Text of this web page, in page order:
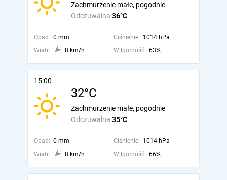
Odczuwalna 36°C
Zachmurzenie małe, pogodnie
Opad: 0 mm Ciśnienie: 1014 hPa
Wiatr:
8 km/h Wilgotność: 63%
15:00
32°C
Odczuwalna 35°C
Zachmurzenie małe, pogodnie
Opad: 0 mm Ciśnienie: 1014 hPa
Wiatr:
8 km/h Wilgotność: 66%